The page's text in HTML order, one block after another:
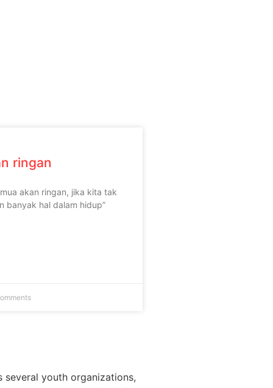
ringan
akan ringan, jika kita tak
banyak hal dalam hidup”
several youth organizations,